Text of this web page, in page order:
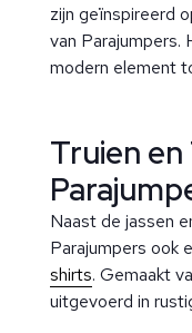
zijn geïnspireerd
van Parajumpers.
modern element
Truien
Naast de jassen
Parajumpers ook
shirts. Gemaakt
uitgevoerd in